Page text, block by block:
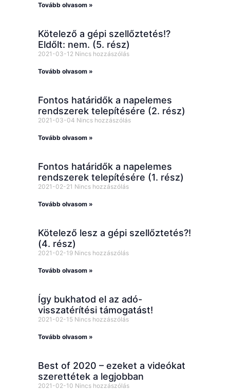
Tovább olvasom »
Kötelező a gépi szellőztetés!?
Eldőlt: nem. (5. rész)
2021-03-12 Nincs hozzászólás
Tovább olvasom »
Fontos határidők a napelemes
rendszerek telepítésére (2. rész)
2021-03-04 Nincs hozzászólás
Tovább olvasom »
Fontos határidők a napelemes
rendszerek telepítésére (1. rész)
2021-02-21 Nincs hozzászólás
Tovább olvasom »
Kötelező lesz a gépi szellőztetés?!
(4. rész)
2021-02-19 Nincs hozzászólás
Tovább olvasom »
Így bukhatod el az adó-
visszatérítési támogatást!
2021-02-15 Nincs hozzászólás
Tovább olvasom »
Best of 2020 – ezeket a videókat
szerettétek a legjobban
2021-02-10 Nincs hozzászólás